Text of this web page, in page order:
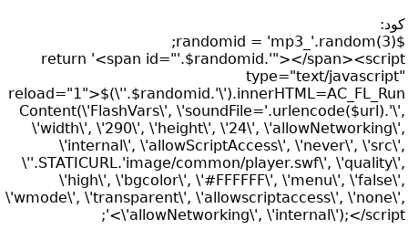
كود:
$randomid = 'mp3_'.random(3);
return '<span id="'.$randomid.'"></span><script
type="text/javascript"
reload="1">$(\''.$randomid.'\').innerHTML=AC_FL_Run
Content(\'FlashVars\', \'soundFile='.urlencode($url).'\',
\'width\', \'290\', \'height\', \'24\', \'allowNetworking\',
\'internal\', \'allowScriptAccess\', \'never\', \'src\',
\''.STATICURL.'image/common/player.swf\', \'quality\',
\'high\', \'bgcolor\', \'#FFFFFF\', \'menu\', \'false\',
\'wmode\', \'transparent\', \'allowscriptaccess\', \'none\',
\'allowNetworking\', \'internal\');</script>';